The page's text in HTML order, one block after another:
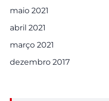
maio 2021
abril 2021
março 2021
dezembro 2017